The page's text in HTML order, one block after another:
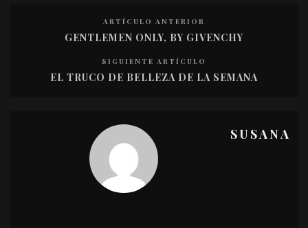
ARTÍCULO ANTERIOR
GENTLEMEN ONLY, BY GIVENCHY
SIGUIENTE ARTÍCULO
EL TRUCO DE BELLEZA DE LA SEMANA
SUSANA